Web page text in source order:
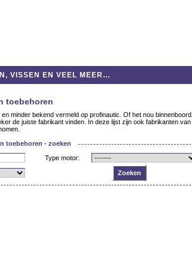
VISSEN EN VEEL MEER…
toebehoren
minder bekend vermeld op profinautic. Of het nou binnenboord,
de juiste fabrikant vinden. In deze lijst zijn ook fabrikanten van
toebehoren - zoeken
Type motor: